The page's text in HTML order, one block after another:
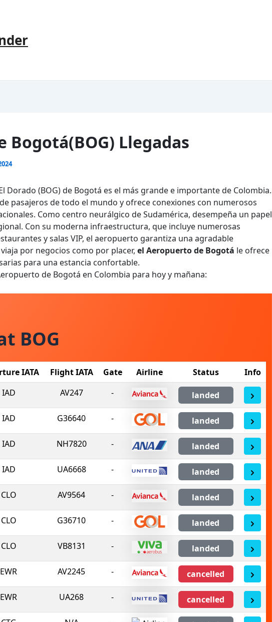
Bogotá(BOG) Llegadas
Dorado (BOG) de Bogotá es el más grande e importante de Colombia.
pasajeros de todo el mundo y ofrece conexiones con numerosos
Como centro neurálgico de Sudamérica, desempeña un papel
Con su moderna infraestructura, que incluye numerosas
y salas VIP, el aeropuerto garantiza una agradable
por negocios como por placer, el Aeropuerto de Bogotá le ofrece
para una estancia confortable.
de Bogotá en Colombia para hoy y mañana:
BOG
IATA Flight IATA Gate Airline Status
Info
IAD AV247 - landed
IAD G36640 - landed
IAD NH7820 - landed
IAD UA6668 - landed
CLO AV9564 - landed
CLO G36710 - landed
CLO VB8131 - landed
EWR AV2245 - cancelled
EWR UA268 - cancelled